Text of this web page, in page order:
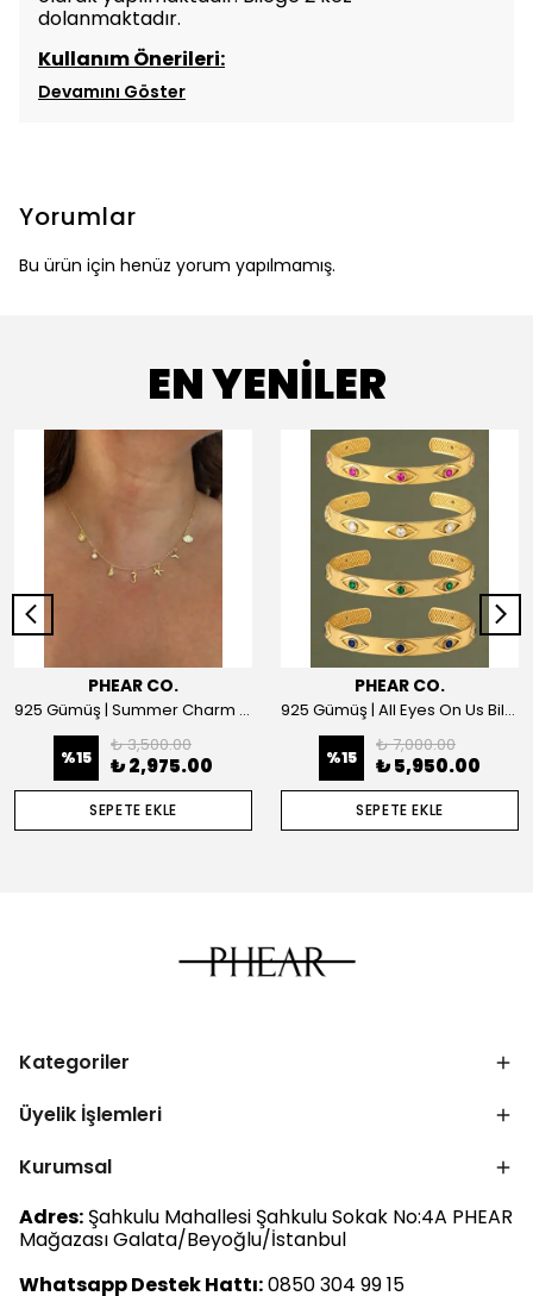
dolanmaktadır.
Kullanım Önerileri:
Devamını Göster
Yorumlar
Bu ürün için henüz yorum yapılmamış.
EN YENİLER
PHEAR CO.
925 Gümüş | Summer Charm Kolye
%15
₺ 3,500.00
₺ 2,975.00
SEPETE EKLE
PHEAR CO.
925 Gümüş | All Eyes On Us Bilezik
%15
₺ 7,000.00
₺ 5,950.00
SEPETE EKLE
Kategoriler
Üyelik İşlemleri
Kurumsal
Adres: Şahkulu Mahallesi Şahkulu Sokak No:4A PHEAR
Mağazası Galata/Beyoğlu/İstanbul
Whatsapp Destek Hattı:0850 304 99 15